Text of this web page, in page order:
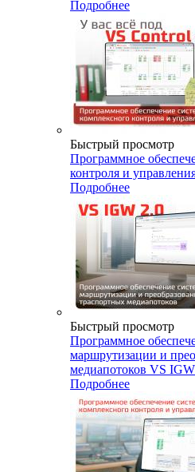
Подробнее
Быстрый просмотр
Программное
контроля и
Подробнее
Быстрый просмотр
Программное
маршрутизации и
медиапотоков VS
Подробнее